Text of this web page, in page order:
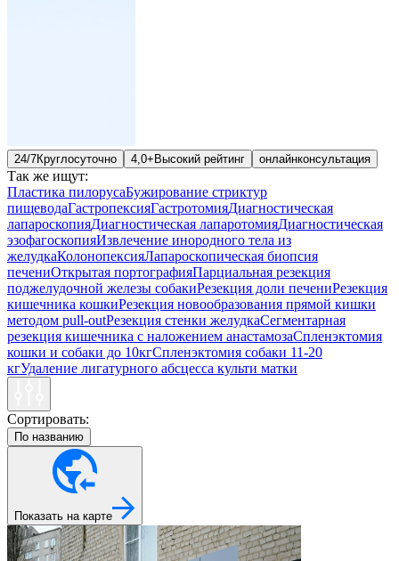
24/7Круглосуточно 4,0+ Высокий рейтинг онлайнконсультация
Так же ищут:
Пластика пилорусаБужирование стриктур
пищеводаГастропексияГастротомияДиагностическая
лапароскопияДиагностическая лапаротомияДиагностическая
эзофагоскопияИзвлечение инородного тела из
желудкаКолонопексияЛапароскопическая биопсия
печениОткрытая портографияПарциальная резекция
поджелудочной железы собакиРезекция доли печениРезекция
кишечника кошкиРезекция новообразования прямой кишки
методом pull-outРезекция стенки желудкаСегментарная
резекция кишечника с наложением анастамозаСпленэктомия
кошки и собаки до 10кгСпленэктомия собаки 11-20
кгУдаление лигатурного абсцесса культи матки
Сортировать:
По названию
Показать на карте